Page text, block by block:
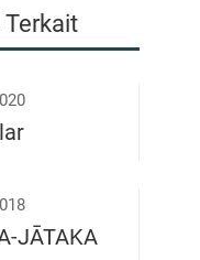
JĀTAKA